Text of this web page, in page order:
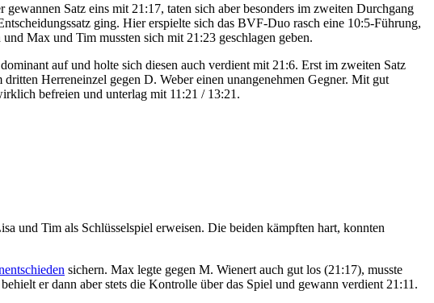
Satz eins mit 21:17, taten sich aber besonders im zweiten Durchgang
ging. Hier erspielte sich das BVF-Duo rasch eine 10:5-Führung,
Max und Tim mussten sich mit 21:23 geschlagen geben.
auf und holte sich diesen auch verdient mit 21:6. Erst im zweiten Satz
Herreneinzel gegen D. Weber einen unangenehmen Gegner. Mit gut
befreien und unterlag mit 11:21 / 13:21.
und Tim als Schlüsselspiel erweisen. Die beiden kämpften hart, konnten
sichern. Max legte gegen M. Wienert auch gut los (21:17), musste
er dann aber stets die Kontrolle über das Spiel und gewann verdient 21:11.